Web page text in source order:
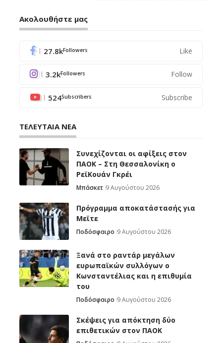
Ακολουθήστε μας
27.8kFollowers Like
3.2kFollowers Follow
524Subscribers Subscribe
ΤΕΛΕΥΤΑΙΑ ΝΕΑ
Συνεχίζονται οι αφίξεις στον
ΠΑΟΚ – Στη Θεσσαλονίκη ο
ΡεϊΚουάν Γκρέι
Μπάσκετ 9 Αυγούστου 2026
Πρόγραμμα αποκατάστασής για
Μεϊτε
Ποδόσφαιρο 9 Αυγούστου 2026
Ξανά στο ραντάρ μεγάλων
ευρωπαϊκών συλλόγων ο
Κωνσταντέλιας και η επιθυμία
του
Ποδόσφαιρο 9 Αυγούστου 2026
Σκέψεις για απόκτηση δύο
επιθετικών στον ΠΑΟΚ